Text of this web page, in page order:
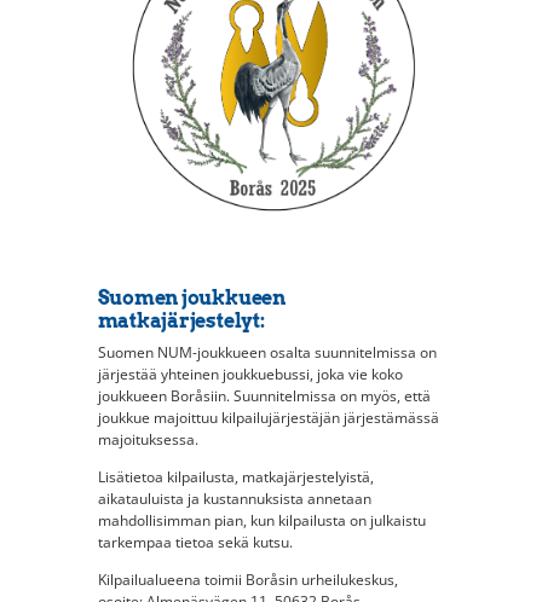
Suomen joukkueen
matkajärjestelyt:
Suomen NUM-joukkueen osalta suunnitelmissa on
järjestää yhteinen joukkuebussi, joka vie koko
joukkueen Boråsiin. Suunnitelmissa on myös, että
joukkue majoittuu kilpailujärjestäjän järjestämässä
majoituksessa.
Lisätietoa kilpailusta, matkajärjestelyistä,
aikatauluista ja kustannuksista annetaan
mahdollisimman pian, kun kilpailusta on julkaistu
tarkempaa tietoa sekä kutsu.
Kilpailualueena toimii Boråsin urheilukeskus,